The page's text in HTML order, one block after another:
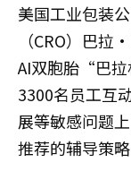
美国工业包装
（CRO）巴
AI双胞胎“巴
3300名员工互
展等敏感问题
推荐的辅导策